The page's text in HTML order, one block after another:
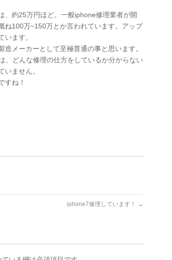
、約25万円ほど。一般iphone修理業者が開
ね100万~150万とか言われています。アップ
ます。
メーカーとして至極普通の事と思います。
、どんな修理の仕方をしているか分からない
ません。
すね！
iphone7修理しています！ →